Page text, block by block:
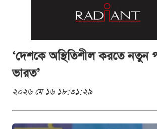
‘দেশকে অস্থিতিশীল করতে নতুন
ভারত’
২০২৬ মে ১৬ ১৮:৩১:২৯